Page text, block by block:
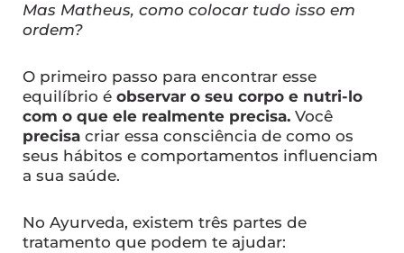
Mas Matheus, como colocar tudo isso em
ordem?
O primeiro passo para encontrar esse
equilíbrio é observar o seu corpo e nutri-lo
com o que ele realmente precisa. Você
precisa criar essa consciência de como os
seus hábitos e comportamentos influenciam
a sua saúde.
No Ayurveda, existem três partes de
tratamento que podem te ajudar: